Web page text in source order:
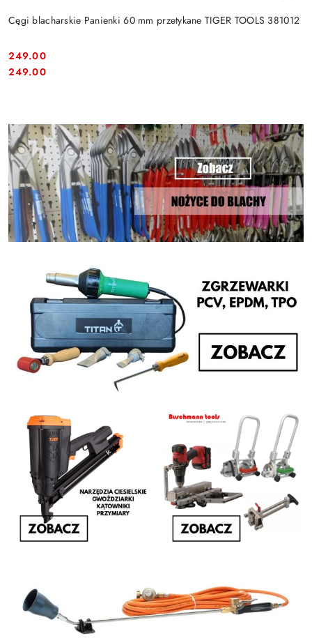
Cęgi blacharskie Panienki 60 mm przetykane TIGER TOOLS 381012
Cena:
249.00
Cena:
249.00